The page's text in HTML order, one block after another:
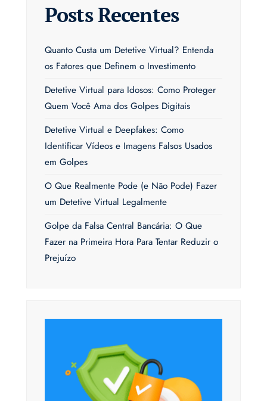
Posts Recentes
Quanto Custa um Detetive Virtual? Entenda
os Fatores que Definem o Investimento
Detetive Virtual para Idosos: Como Proteger
Quem Você Ama dos Golpes Digitais
Detetive Virtual e Deepfakes: Como
Identificar Vídeos e Imagens Falsos Usados
em Golpes
O Que Realmente Pode (e Não Pode) Fazer
um Detetive Virtual Legalmente
Golpe da Falsa Central Bancária: O Que
Fazer na Primeira Hora Para Tentar Reduzir o
Prejuízo